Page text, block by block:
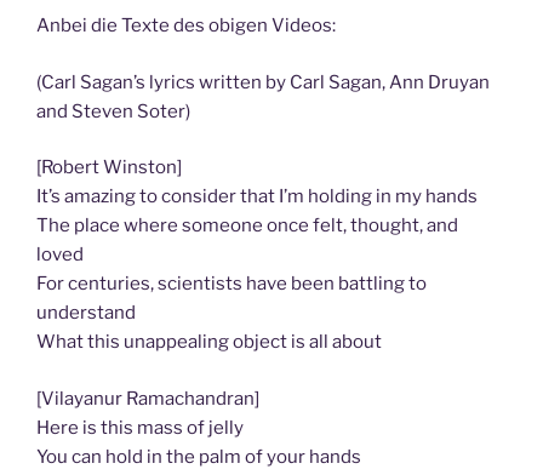
Anbei die Texte des obigen Videos:
(Carl Sagan’s lyrics written by Carl Sagan, Ann Druyan
and Steven Soter)
[Robert Winston]
It’s amazing to consider that I’m holding in my hands
The place where someone once felt, thought, and
loved
For centuries, scientists have been battling to
understand
What this unappealing object is all about
[Vilayanur Ramachandran]
Here is this mass of jelly
You can hold in the palm of your hands